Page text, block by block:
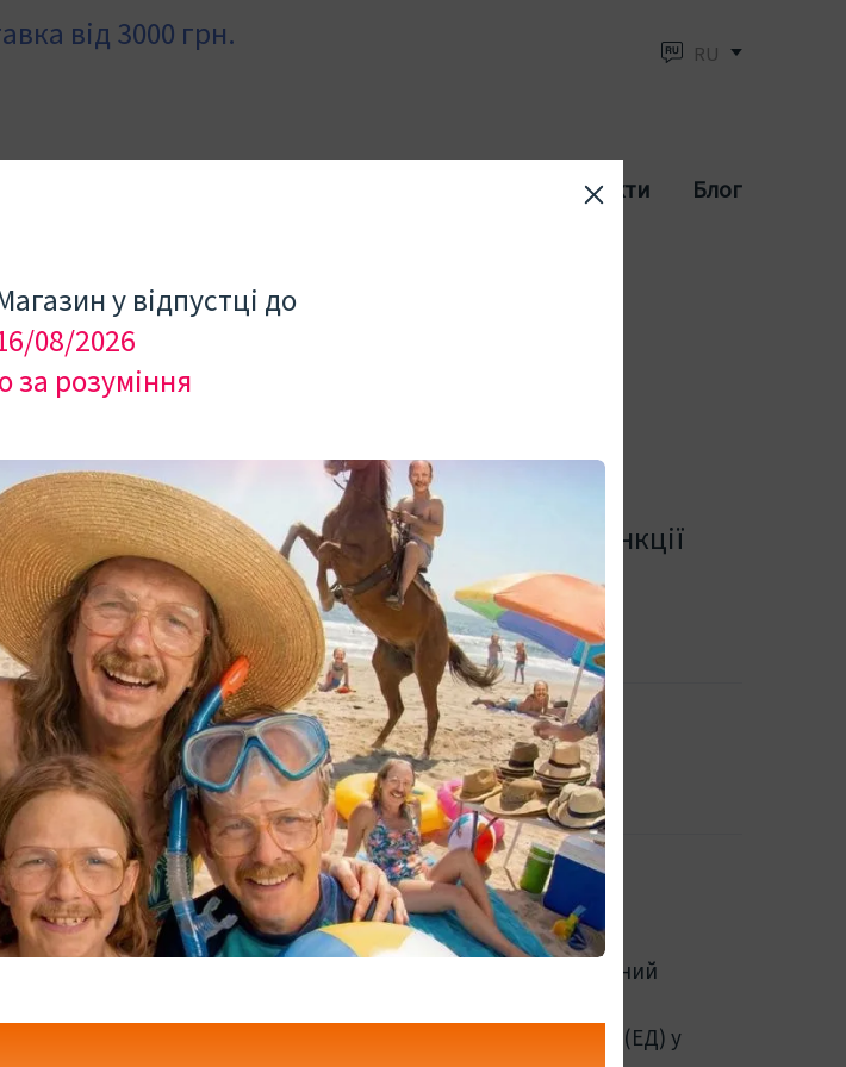
від 3000 грн. RU
Контакти Блог
У наявності
ᐉ Tadanova 20 мг - для еректильної дисфункції
₴350.00 UAH₴300.00 UAH
КУПИТИ
ОПИС
Тадалафіл 20 мг (Таданова) — ефективний засіб проти
еректильної дисфункції
Tadalafil 20 mg, також відомий як Tadanova, — це сучасний
застосовується для лікування еректильної дисфункції (ЕД) у
у відпустці до
08/2026
за розуміння